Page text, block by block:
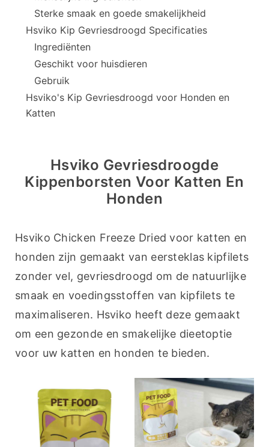
Sterke smaak en goede smakelijkheid
Hsviko Kip Gevriesdroogd Specificaties
Ingrediënten
Geschikt voor huisdieren
Gebruik
Hsviko's Kip Gevriesdroogd voor Honden en
Katten
Hsviko Gevriesdroogde
Kippenborsten Voor Katten En
Honden
Hsviko Chicken Freeze Dried voor katten en
honden zijn gemaakt van eersteklas kipfilets
zonder vel, gevriesdroogd om de natuurlijke
smaak en voedingsstoffen van kipfilets te
maximaliseren. Hsviko heeft deze gemaakt
om een gezonde en smakelijke dieetoptie
voor uw katten en honden te bieden.